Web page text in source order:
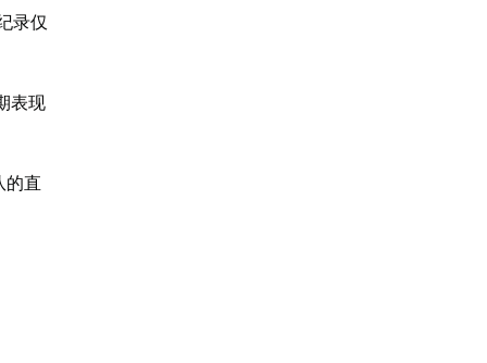
录仅
表现
的直